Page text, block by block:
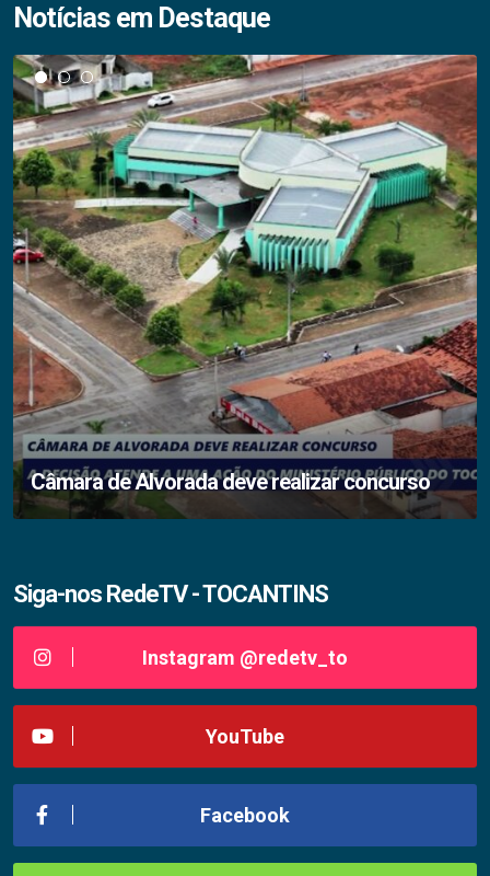
Notícias em Destaque
Câmara de Alvorada deve realizar concurso
Siga-nos RedeTV - TOCANTINS
Instagram @redetv_to
YouTube
Facebook